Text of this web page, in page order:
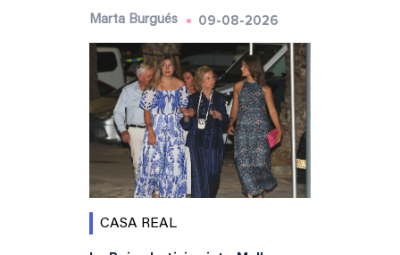
Marta Burgués 09-08-2026
CASA REAL